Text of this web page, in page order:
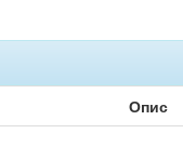
Опис